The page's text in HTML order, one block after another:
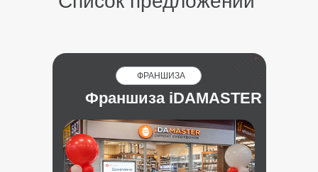
Франшиза iDAMASTER
ФРАНШИЗА